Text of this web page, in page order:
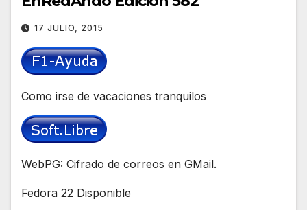
17 JULIO, 2015
Como irse de vacaciones tranquilos
WebPG: Cifrado de correos en GMail.
Fedora 22 Disponible